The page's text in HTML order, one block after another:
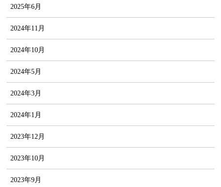
2025年6月
2024年11月
2024年10月
2024年5月
2024年3月
2024年1月
2023年12月
2023年10月
2023年9月